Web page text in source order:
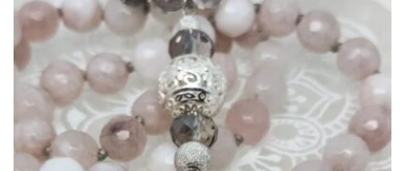
Auf die
Wunschliste